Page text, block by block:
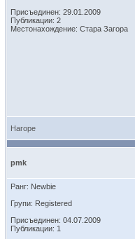
Присъединен: 29.01.2009
Публикации: 2
Местонахождение: Стара Загора
Нагоре
pmk
Ранг: Newbie
Групи: Registered
Присъединен: 04.07.2009
Публикации: 1